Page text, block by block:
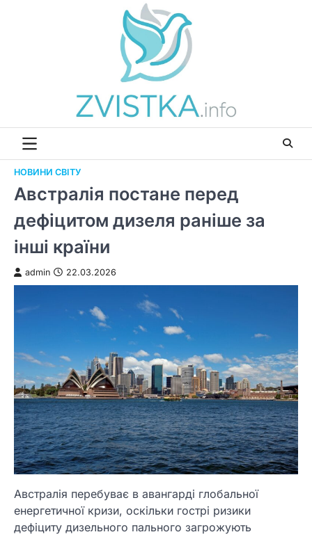
НОВИНИ СВІТУ
Австралія постане перед
дефіцитом дизеля раніше за
інші країни
admin 22.03.2026
Австралія перебуває в авангарді глобальної
енергетичної кризи, оскільки гострі ризики
дефіциту дизельного пального загрожують